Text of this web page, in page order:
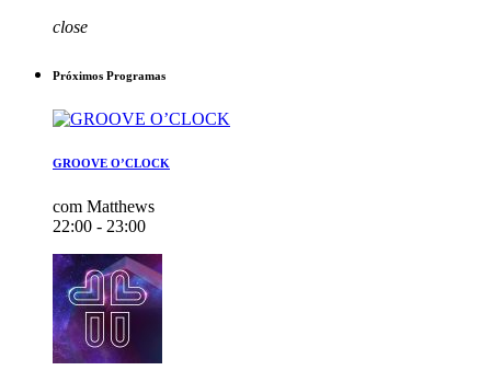
close
Próximos Programas
GROOVE O’CLOCK
com Matthews
22:00 - 23:00